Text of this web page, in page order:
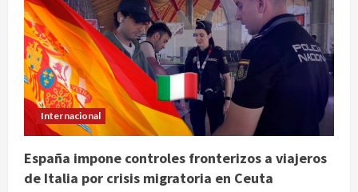
Internacional
España impone controles fronterizos a viajeros
de Italia por crisis migratoria en Ceuta